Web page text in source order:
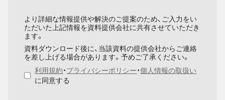
より詳細な情報提供や解決のご提案のため、ご入力をい
ただいた上記情報を資料提供会社に共有させていただき
ます。
資料ダウンロード後に、当該資料の提供会社からご連絡
を差し上げる場合があります。予めご了承ください。
利用規約・プライバシーポリシー・個人情報の取扱い
に同意する